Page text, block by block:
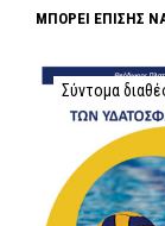
ΜΠΟΡΕΊ ΕΠΊΣΗΣ
Σύντομα